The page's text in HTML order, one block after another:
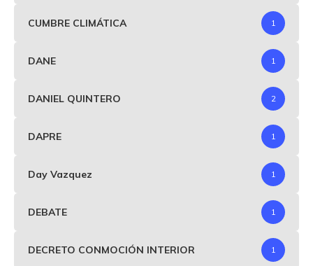
CUMBRE CLIMÁTICA 1
DANE 1
DANIEL QUINTERO 2
DAPRE 1
Day Vazquez 1
DEBATE 1
DECRETO CONMOCIÓN INTERIOR 1